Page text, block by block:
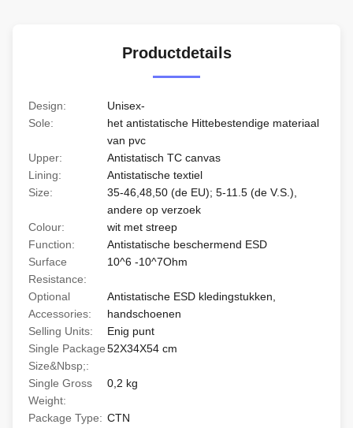
Productdetails
Design:
Unisex-
Sole:
het antistatische Hittebestendige materiaal
van pvc
Upper:
Antistatisch TC canvas
Lining:
Antistatische textiel
Size:
35-46,48,50 (de EU); 5-11.5 (de V.S.),
andere op verzoek
Colour:
wit met streep
Function:
Antistatische beschermend ESD
Surface
Resistance:
10^6 -10^7Ohm
Optional
Accessories:
Antistatische ESD kledingstukken,
handschoenen
Selling Units:
Enig punt
Single Package
Size&Nbsp;:
52X34X54 cm
Single Gross
Weight:
0,2 kg
Package Type: CTN